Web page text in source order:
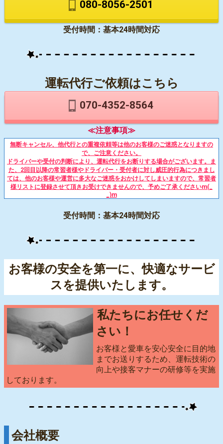
080-8056-2501
受付時間：基本24時間対応
運転代行ご依頼はこちら
070-4352-8564
≪注意事項≫
無断キャンセル、他代行との重複依頼等は他のお客様のご迷惑となりますの
で、ご注意ください。
ドライバーや受付の判断により、運転代行をお断りする場合がございます。ま
た、2回目以降の常習者様やドライバー・受付者に対し威圧的行為につきまし
ては、他のお客様や運営に多大なご迷惑をおかけしてしまいますので、常習者
様リストに登録させて頂きお受けできませんので、予めご了承くださいm(_
_)m
受付時間：基本24時間対応
お客様の安全を第一に、快適なサービ
スを提供いたします。
私たちにお任せくだ
さい！
お客様と愛車を安心安全に目的地
までお送りするため、運転技術の
向上や接客マナーの研修等を実施
しております。
会社概要